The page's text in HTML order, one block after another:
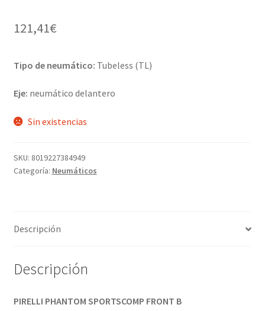
121,41€
Tipo de neumático: Tubeless (TL)
Eje: neumático delantero
Sin existencias
SKU: 8019227384949
Categoría: Neumáticos
Descripción
Descripción
PIRELLI PHANTOM SPORTSCOMP FRONT B